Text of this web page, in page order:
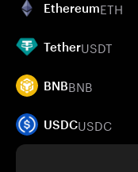
EthereumETH
TetherUSDT
BNBBNB
USDCUSDC